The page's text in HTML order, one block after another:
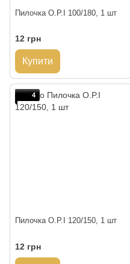
Пилочка O.P.I 100/180, 1 шт
12 грн
Купити
4
Пилочка O.P.I 120/150, 1 шт
12 грн